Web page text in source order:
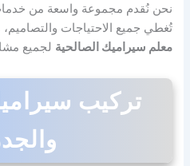
نحن نُقدم مجموعة واسعة من
تُغطي جميع الاحتياجات والتصاميم،
معلم سيراميك الصالحية لجميع
تركيب